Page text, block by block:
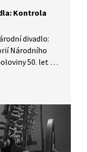
Kontrola
divadlo:
Národního
50. let 20.
jeho
režiséru
činohry